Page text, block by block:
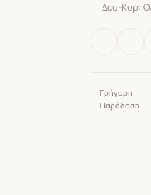
Δευ-Κυρ:
Γρήγορη
Παράδοση